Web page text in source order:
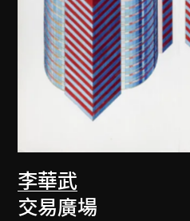
李華武
交易廣場